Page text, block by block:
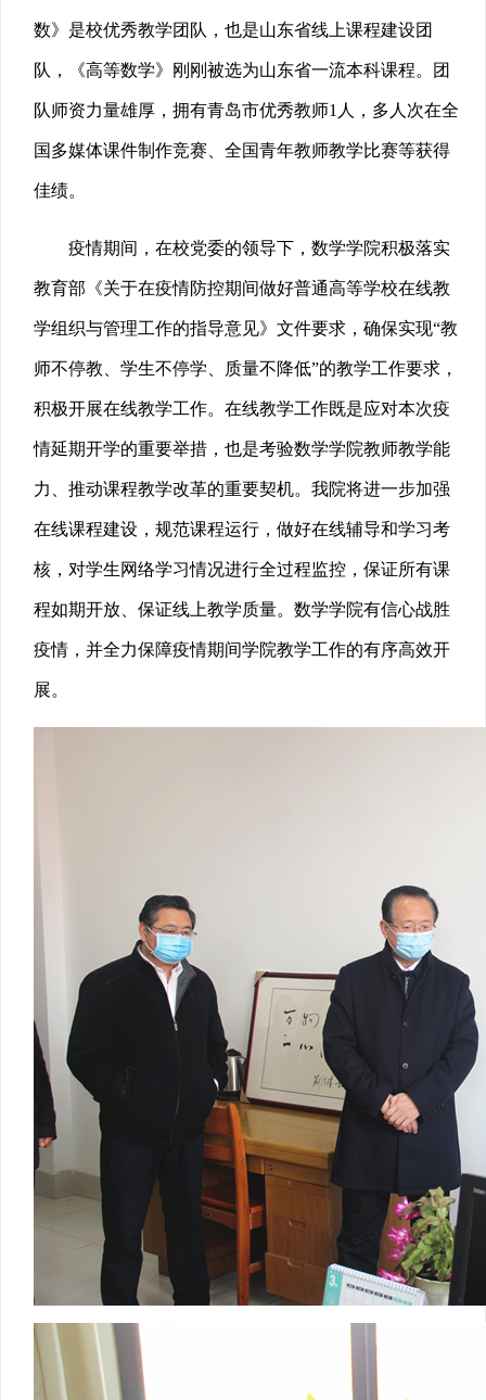
数》是校优秀教学团队，也是山东省线上课程建设团
队，《高等数学》刚刚 被选为山东省一流本科课程。团
队师资力量雄厚，拥有青岛市优秀教师1人，多人次在全
国多媒体课件制作竞赛、全国青年教师教学比赛等获得
佳绩。
疫情期间，在校党委的领导下，数学学院积极落实
教育部《关于在疫情防控期间做好普通高等学校在线教
学组织与管理工作的指导意见》文件要求，确保实现“教
师不停教、学生不停学、质量不降低”的教学工作要求，
积极开展在线教学工作。在线教学工作既是应对本次疫
情延期开学的重要举措，也是考验数学学院教师教学能
力、推动课程教学改革的重要契机。我院将进一步加强
在线课程建设，规范课程运行，做好在线辅导和学习考
核，对学生网络学习情况进行全过程监控，保证所有课
程如期开放、保证线上教学质量。数学学院有信心战胜
疫情，并全力保障疫情期间学院教学工作的有序高效开
展。